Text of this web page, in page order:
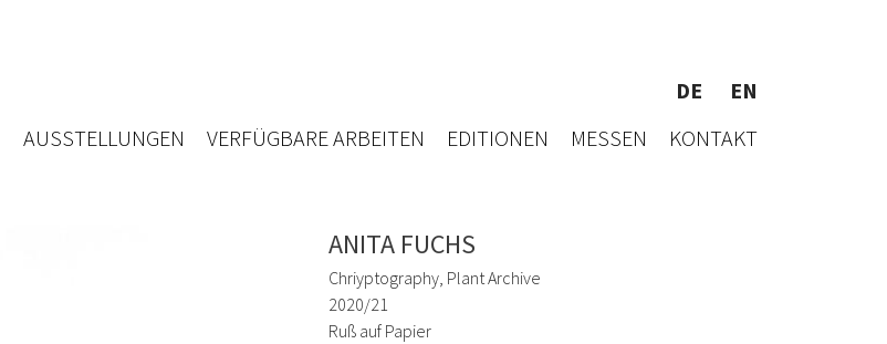
DE
EN
AUSSTELLUNGEN VERFÜGBARE ARBEITEN EDITIONEN MESSEN KONTAKT
ANITA FUCHS
Chriyptography, Plant Archive
2020/21
Ruß auf Papier